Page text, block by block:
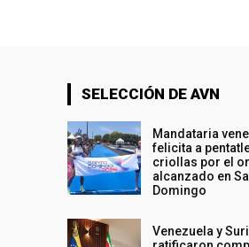
SELECCIÓN DE AVN
Mandataria
felicita a
criollas por el
alcanzado en
Domingo
Venezuela y